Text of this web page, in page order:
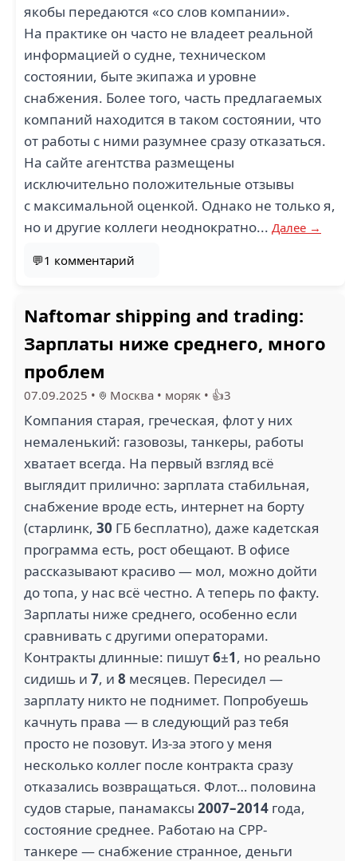
якобы передаются «со слов компании».
На практике он часто не владеет реальной
информацией о судне, техническом
состоянии, быте экипажа и уровне
снабжения. Более того, часть предлагаемых
компаний находится в таком состоянии, что
от работы с ними разумнее сразу отказаться.
На сайте агентства размещены
исключительно положительные отзывы
с максимальной оценкой. Однако не только я,
но и другие коллеги неоднократно... Далее →
💬1 комментарий
Naftomar shipping and trading:
Зарплаты ниже среднего, много
проблем
07.09.2025 • Москва • моряк • 👍3
Компания старая, греческая, флот у них
немаленький: газовозы, танкеры, работы
хватает всегда. На первый взгляд всё
выглядит прилично: зарплата стабильная,
снабжение вроде есть, интернет на борту
(старлинк, 30 ГБ бесплатно), даже кадетская
программа есть, рост обещают. В офисе
рассказывают красиво — мол, можно дойти
до топа, у нас всё честно. А теперь по факту.
Зарплаты ниже среднего, особенно если
сравнивать с другими операторами.
Контракты длинные: пишут6±1, но реально
сидишь и 7, и 8 месяцев. Пересидел —
зарплату никто не поднимет. Попробуешь
качнуть права — в следующий раз тебя
просто не позовут. Из-за этого у меня
несколько коллег после контракта сразу
отказались возвращаться. Флот… половина
судов старые, панамаксы 2007–2014 года,
состояние среднее. Работаю на СРР-
танкере — снабжение странное, деньги